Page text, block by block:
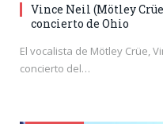
Vince Neil (Mötley
concierto de Ohio
El vocalista de Mötley Crüe,
concierto del…